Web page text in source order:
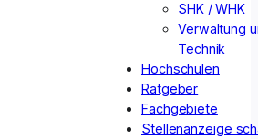
SHK / WHK
Verwaltung
Technik
Hochschulen
Ratgeber
Fachgebiete
Stellenanzeige